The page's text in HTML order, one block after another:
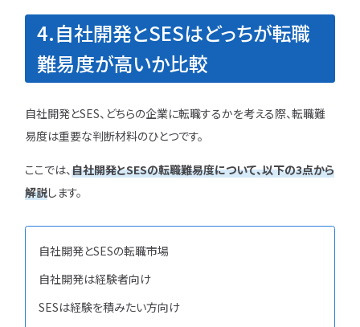
4.自社開発とSESはどっちが転職
難易度が高いか比較
自社開発とSES、どちらの企業に転職するかを考える際、転職難
易度は重要な判断材料のひとつです。
ここでは、自社開発とSESの転職難易度について、以下の3点から
解説します。
自社開発とSESの転職市場
自社開発は経験者向け
SESは経験を積みたい方向け